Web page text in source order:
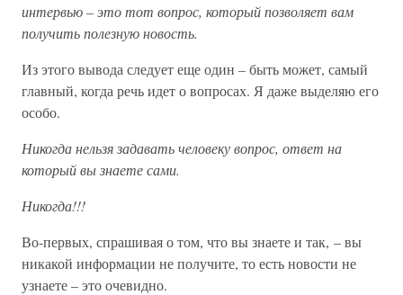
интервью – это тот вопрос, который позволяет вам
получить полезную новость.
Из этого вывода следует еще один – быть может, самый
главный, когда речь идет о вопросах. Я даже выделяю его
особо.
Никогда нельзя задавать человеку вопрос, ответ на
который вы знаете сами.
Никогда!!!
Во-первых, спрашивая о том, что вы знаете и так, – вы
никакой информации не получите, то есть новости не
узнаете – это очевидно.